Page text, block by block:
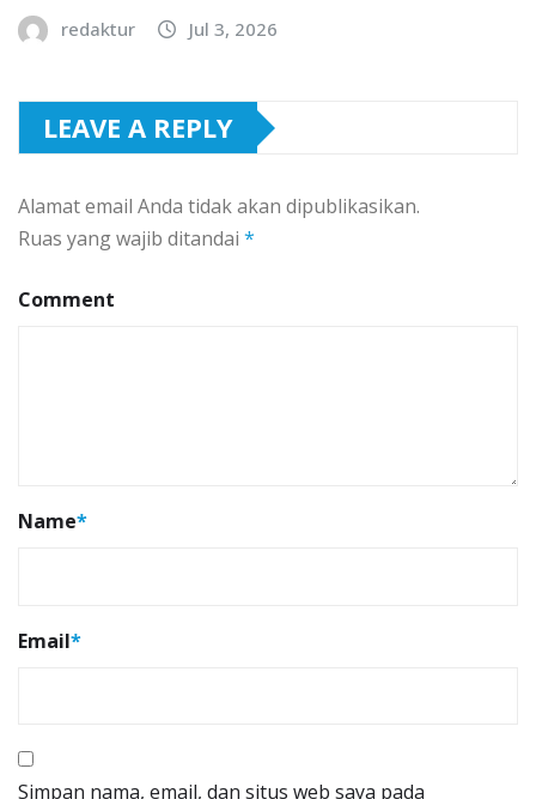
redaktur Jul 3, 2026
LEAVE A REPLY
Alamat email Anda tidak akan dipublikasikan.
Ruas yang wajib ditandai *
Comment
Name*
Email*
Simpan nama, email, dan situs web saya pada